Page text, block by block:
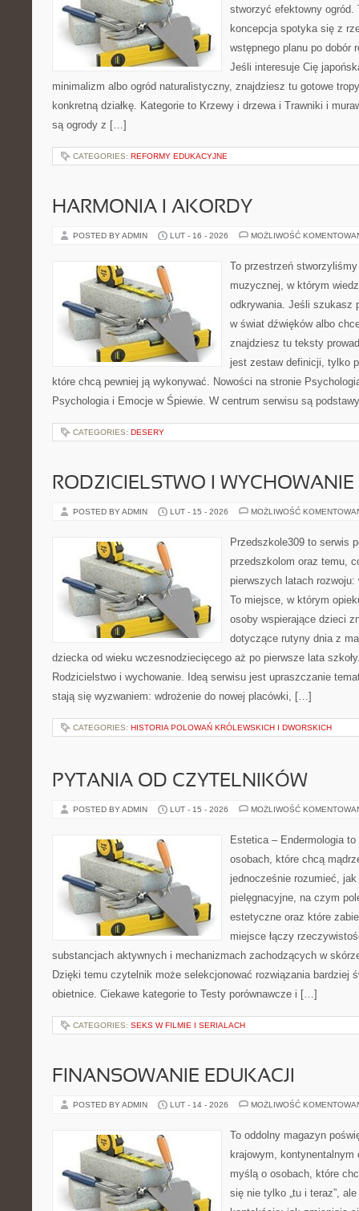
stworzyć efektowny ogród.
koncepcja spotyka się z
wstępnego planu po dobór
Jeśli interesuje Cię
minimalizm albo ogród naturalistyczny, znajdziesz tu gotowe
konkretną działkę. Kategorie to Krzewy i drzewa i Trawniki i
są ogrody z […]
CATEGORIES: REFORMY EDUKACYJNE
HARMONIA I AKORDY
POSTED BY ADMIN LUT - 16 - 2026 MOŻLIWOŚĆ
To przestrzeń
muzycznej, w którym
odkrywania. Jeśli szukasz
w świat dźwięków albo
znajdziesz tu teksty
jest zestaw definicji, tylko
które chcą pewniej ją wykonywać. Nowości na stronie
Psychologia i Emocje w Śpiewie. W centrum serwisu są
CATEGORIES: DESERY
RODZICIELSTWO I WYCHOWANIE
POSTED BY ADMIN LUT - 15 - 2026 MOŻLIWOŚĆ
Przedszkole309 to serwis
przedszkolom oraz temu,
pierwszych latach
To miejsce, w którym
osoby wspierające dzieci
dotyczące rutyny dnia z
dziecka od wieku wczesnodziecięcego aż po pierwsze lata
Rodzicielstwo i wychowanie. Ideą serwisu jest upraszczanie
stają się wyzwaniem: wdrożenie do nowej placówki, […]
CATEGORIES: HISTORIA POLOWAŃ KRÓLEWSKICH I DWORSKICH
PYTANIA OD CZYTELNIKÓW
POSTED BY ADMIN LUT - 15 - 2026 MOŻLIWOŚĆ
Estetica – Endermologia
osobach, które chcą
jednocześnie rozumieć, jak
pielęgnacyjne, na czym
estetyczne oraz które
miejsce łączy
substancjach aktywnych i mechanizmach zachodzących w
Dzięki temu czytelnik może selekcjonować rozwiązania bardziej
obietnice. Ciekawe kategorie to Testy porównawcze i […]
CATEGORIES: SEKS W FILMIE I SERIALACH
FINANSOWANIE EDUKACJI
POSTED BY ADMIN LUT - 14 - 2026 MOŻLIWOŚĆ
To oddolny magazyn
krajowym, kontynentalnym
myślą o osobach, które
się nie tylko „tu i teraz”,